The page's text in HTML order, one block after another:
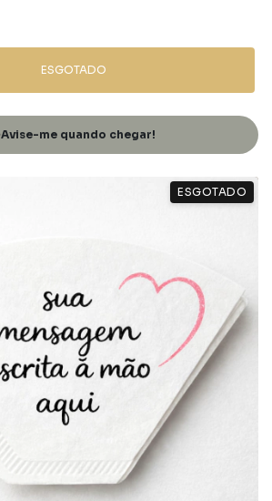
ESGOTADO
Avise-me quando chegar!
ESGOTADO